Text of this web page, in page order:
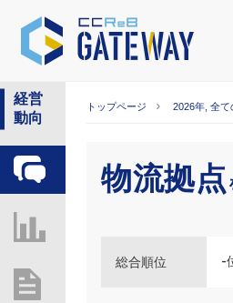
経営
動向
ホットワード分析
トップページ 2026年, 全
物流拠点
総合順位 -